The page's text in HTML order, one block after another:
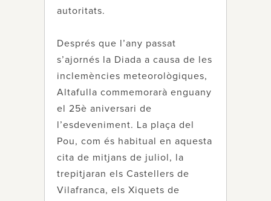
autoritats.
Després que l’any passat
s’ajornés la Diada a causa de les
inclemències meteorològiques,
Altafulla commemorarà enguany
el 25è aniversari de
l’esdeveniment. La plaça del
Pou, com és habitual en aquesta
cita de mitjans de juliol, la
trepitjaran els Castellers de
Vilafranca, els Xiquets de